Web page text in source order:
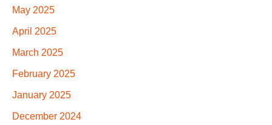
May 2025
April 2025
March 2025
February 2025
January 2025
December 2024